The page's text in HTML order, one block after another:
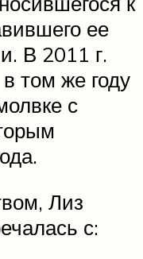
ее
В 2011 г.
том же году
с
Лиз
с: